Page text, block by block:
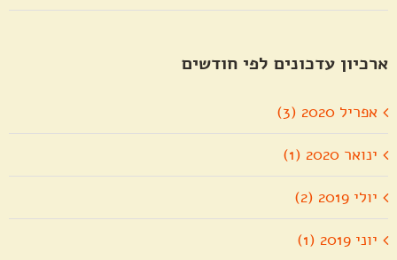
ארכיון עדכונים לפי חודשים
אפריל 2020 (3)
ינואר 2020 (1)
יולי 2019 (2)
יוני 2019 (1)